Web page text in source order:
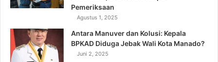
Pemeriksaan
Agustus 1, 2025
Antara Manuver dan Kolusi: Kepala
BPKAD Diduga Jebak Wali Kota Manado?
Juni 2, 2025